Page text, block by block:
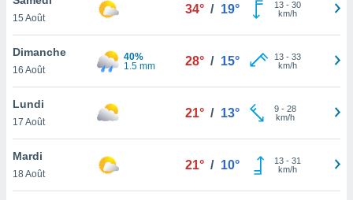
et
»,
au
vous
qu'ils
ou
15 Août
34° / 19° 13- 30
km/h
Dimanche
16 Août
40%
1.5 mm
28° / 15° 13- 33
km/h
Lundi
17 Août
21° / 13° 9- 28
km/h
Mardi
18 Août
21° / 10° 13- 31
km/h